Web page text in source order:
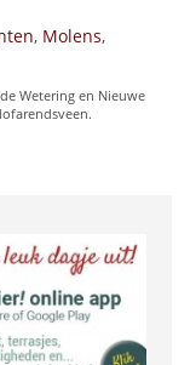
, Molens,
Wetering en Nieuwe